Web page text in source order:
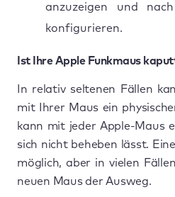
anzuzeigen und
konfigurieren.
Ist Ihre Apple Funkmaus
In relativ seltenen Fällen
mit Ihrer Maus ein
kann mit jeder Apple-Maus
sich nicht beheben lässt.
möglich, aber in vielen
neuen Maus der Ausweg.